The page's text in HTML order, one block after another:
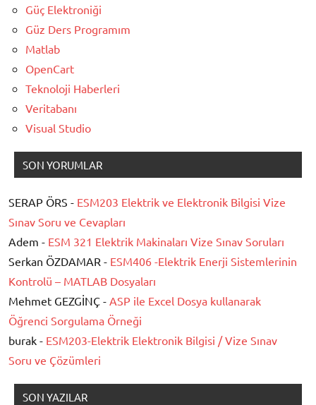
Güç Elektroniği
Güz Ders Programım
Matlab
OpenCart
Teknoloji Haberleri
Veritabanı
Visual Studio
SON YORUMLAR
SERAP ÖRS - ESM203 Elektrik ve Elektronik Bilgisi Vize
Sınav Soru ve Cevapları
Adem - ESM 321 Elektrik Makinaları Vize Sınav Soruları
Serkan ÖZDAMAR - ESM406 -Elektrik Enerji Sistemlerinin
Kontrolü – MATLAB Dosyaları
Mehmet GEZGİNÇ - ASP ile Excel Dosya kullanarak
Öğrenci Sorgulama Örneği
burak - ESM203-Elektrik Elektronik Bilgisi / Vize Sınav
Soru ve Çözümleri
SON YAZILAR